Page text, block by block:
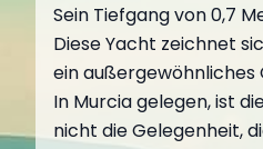
Sein Tiefgang von 0,7
Diese Yacht zeichnet
ein außergewöhnliches
In Murcia gelegen, ist
nicht die Gelegenheit,